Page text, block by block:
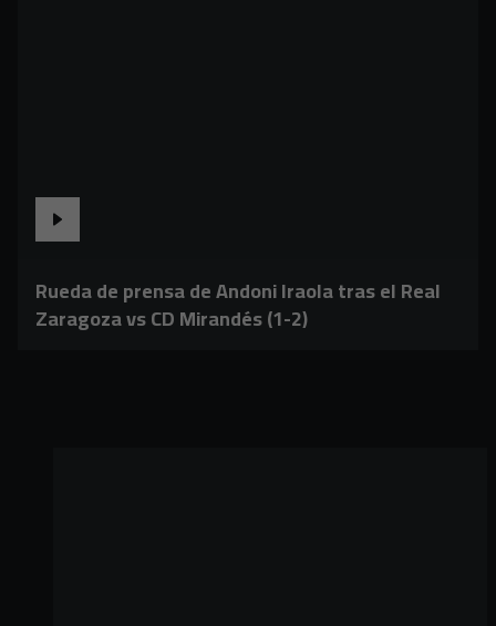
Rueda de prensa de Andoni Iraola tras el Real
Zaragoza vs CD Mirandés (1-2)